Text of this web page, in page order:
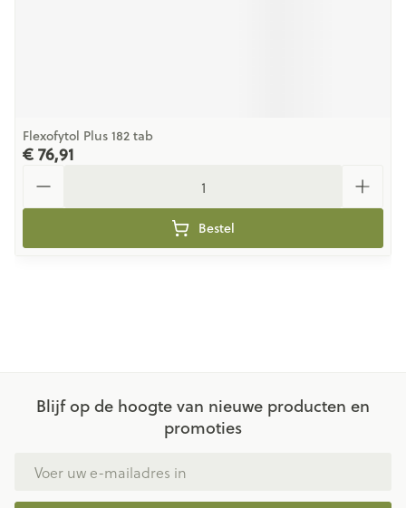
Flexofytol Plus 182 tab
€ 76,91
Bestel
Blijf op de hoogte van nieuwe producten en
promoties